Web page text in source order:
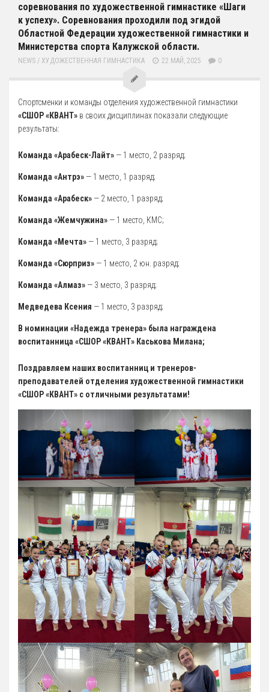
соревнования по художественной гимнастике «Шаги
к успеху». Соревнования проходили под эгидой
Областной Федерации художественной гимнастики и
Министерства спорта Калужской области.
NEWS / ХУДОЖЕСТВЕННАЯ ГИМНАСТИКА 22 МАЙ, 2025 0
Спортсменки и команды отделения художественной гимнастики
«СШОР «КВАНТ» в своих дисциплинах показали следующие
результаты:
Команда «Арабеск-Лайт» — 1 место, 2 разряд;
Команда «Антрэ» — 1 место, 1 разряд;
Команда «Арабеск» — 2 место, 1 разряд;
Команда «Жемчужина» — 1 место, КМС;
Команда «Мечта» — 1 место, 3 разряд;
Команда «Сюрприз» — 1 место, 2 юн. разряд;
Команда «Алмаз» — 3 место, 3 разряд;
Медведева Ксения — 1 место, 3 разряд;
В номинации «Надежда тренера» была награждена
воспитанница «СШОР «КВАНТ» Каськова Милана;
Поздравляем наших воспитанниц и тренеров-
преподавателей отделения художественной гимнастики
«СШОР «КВАНТ» с отличными результатами!